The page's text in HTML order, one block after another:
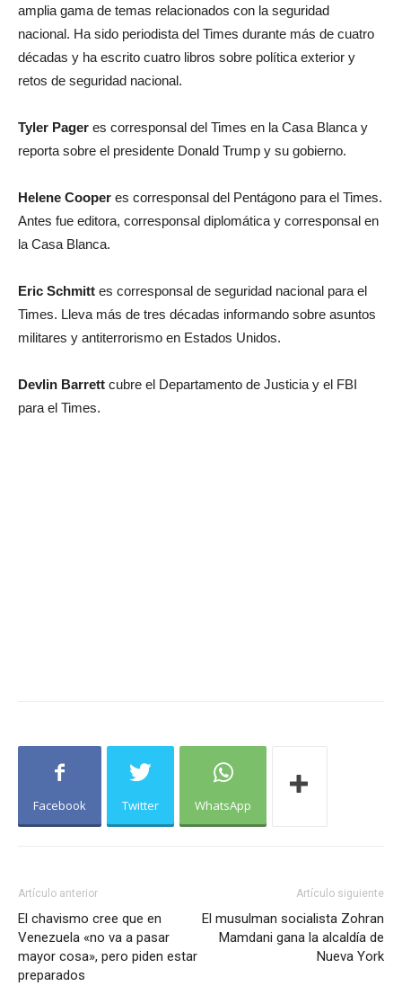
amplia gama de temas relacionados con la seguridad
nacional. Ha sido periodista del Times durante más de cuatro
décadas y ha escrito cuatro libros sobre política exterior y
retos de seguridad nacional.
Tyler Pager es corresponsal del Times en la Casa Blanca y
reporta sobre el presidente Donald Trump y su gobierno.
Helene Cooper es corresponsal del Pentágono para el Times.
Antes fue editora, corresponsal diplomática y corresponsal en
la Casa Blanca.
Eric Schmitt es corresponsal de seguridad nacional para el
Times. Lleva más de tres décadas informando sobre asuntos
militares y antiterrorismo en Estados Unidos.
Devlin Barrett cubre el Departamento de Justicia y el FBI
para el Times.
Facebook Twitter WhatsApp
Artículo anterior
El chavismo cree que en
Venezuela «no va a pasar
mayor cosa», pero piden estar
preparados
Artículo siguiente
El musulman socialista Zohran
Mamdani gana la alcaldía de
Nueva York